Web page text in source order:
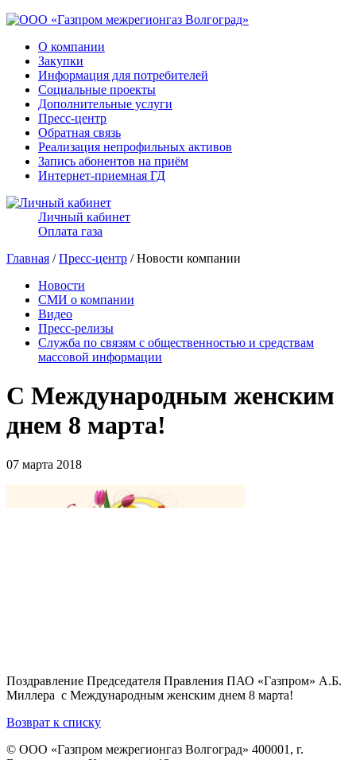
О компании
Закупки
Информация для потребителей
Социальные проекты
Дополнительные услуги
Пресс-центр
Обратная связь
Реализация непрофильных активов
Запись абонентов на приём
Интернет-приемная ГД
Личный кабинет
Оплата газа
Главная /Пресс-центр / Новости компании
Новости
СМИ о компании
Видео
Пресс-релизы
Служба по связям с общественностью и средствам
массовой информации
С Международным женским
днем 8 марта!
07 марта 2018
Поздравление Председателя Правления ПАО «Газпром» А.Б.
Миллера с Международным женским днем 8 марта!
Возврат к списку
© ООО «Газпром межрегионгаз Волгоград» 400001, г.